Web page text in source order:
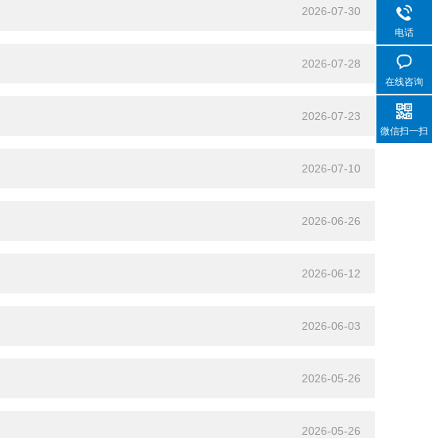
2026-07-30
2026-07-28
2026-07-23
2026-07-10
2026-06-26
2026-06-12
2026-06-03
2026-05-26
2026-05-26
电话
在线咨询
微信扫一扫